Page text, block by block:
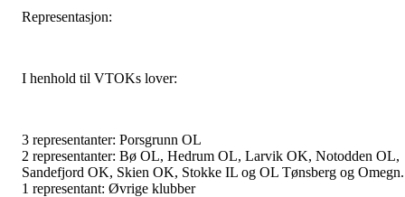
Representasjon:
I henhold til VTOKs lover:
3 representanter: Porsgrunn OL
2 representanter: Bø OL, Hedrum OL, Larvik OK, Notodden OL,
Sandefjord OK, Skien OK, Stokke IL og OL Tønsberg og Omegn.
1 representant: Øvrige klubber